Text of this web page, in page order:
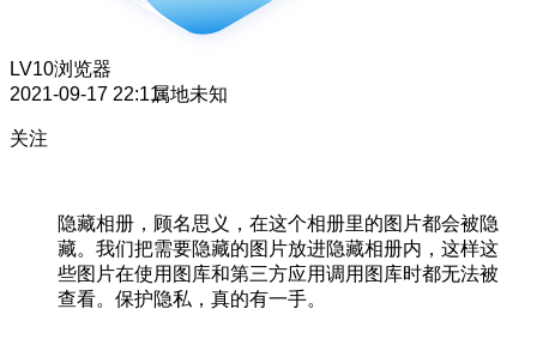
LV10浏览器
2021-09-17 22:11属地未知
关注
隐藏相册，顾名思义，在这个相册里的图片都会被隐
藏。我们把需要隐藏的图片放进隐藏相册内，这样这
些图片在使用图库和第三方应用调用图库时都无法被
查看。保护隐私，真的有一手。